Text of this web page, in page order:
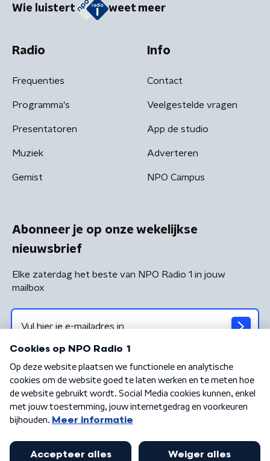
Wie luistert weet meer
Radio
Frequenties
Programma's
Presentatoren
Muziek
Gemist
Info
Contact
Veelgestelde vragen
App de studio
Adverteren
NPO Campus
Abonneer je op onze wekelijkse
nieuwsbrief
Elke zaterdag het beste van NPO Radio 1 in jouw
mailbox
Algemene voorwaarden